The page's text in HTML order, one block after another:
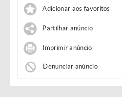
Adicionar aos favoritos
Partilhar anúncio
Imprimir anúncio
Denunciar anúncio